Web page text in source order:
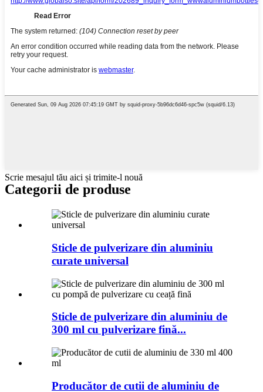
Scrie mesajul tău aici și trimite-l nouă
Categorii de produse
Sticle de pulverizare din aluminiu
curate universal
Sticle de pulverizare din aluminiu de
300 ml cu pulverizare fină...
Producător de cutii de aluminiu de